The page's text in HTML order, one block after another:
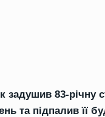
задушив 83-річну
та підпалив її